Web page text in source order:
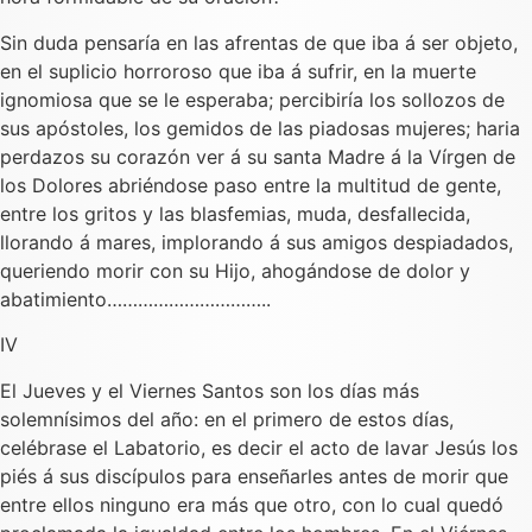
Sin duda pensaría en las afrentas de que iba á ser objeto,
en el suplicio horroroso que iba á sufrir, en la muerte
ignomiosa que se le esperaba; percibiría los sollozos de
sus apóstoles, los gemidos de las piadosas mujeres; haria
perdazos su corazón ver á su santa Madre á la Vírgen de
los Dolores abriéndose paso entre la multitud de gente,
entre los gritos y las blasfemias, muda, desfallecida,
llorando á mares, implorando á sus amigos despiadados,
queriendo morir con su Hijo, ahogándose de dolor y
abatimiento…………………………..
IV
El Jueves y el Viernes Santos son los días más
solemnísimos del año: en el primero de estos días,
celébrase el Labatorio, es decir el acto de lavar Jesús los
piés á sus discípulos para enseñarles antes de morir que
entre ellos ninguno era más que otro, con lo cual quedó